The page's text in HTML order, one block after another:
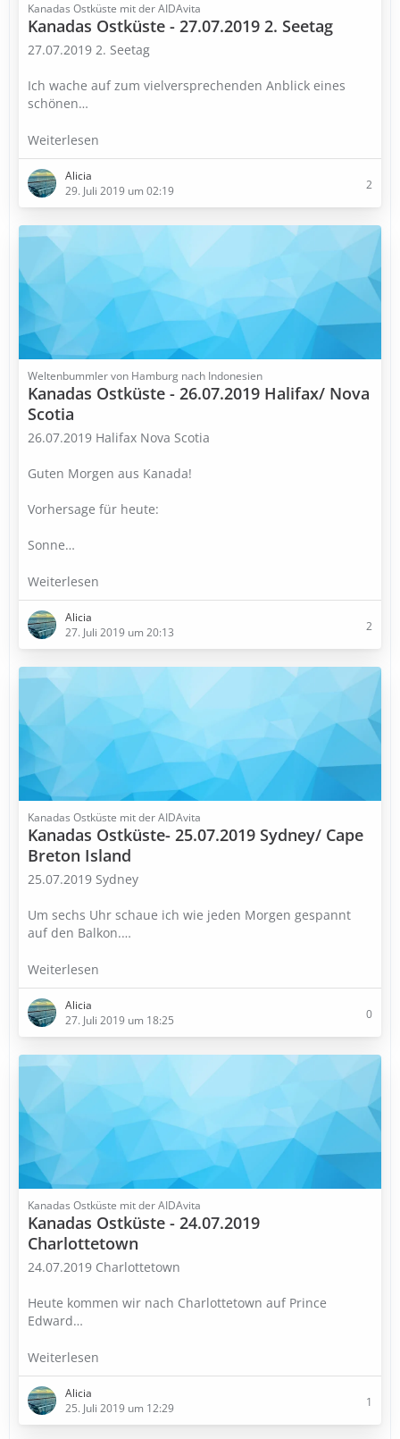
Kanadas Ostküste mit der AIDAvita
Kanadas Ostküste - 27.07.2019 2. Seetag
27.07.2019 2. Seetag
Ich wache auf zum vielversprechenden Anblick eines
schönen…
Weiterlesen
Alicia
29. Juli 2019 um 02:19
2
Weltenbummler von Hamburg nach Indonesien
Kanadas Ostküste - 26.07.2019 Halifax/ Nova
Scotia
26.07.2019 Halifax Nova Scotia
Guten Morgen aus Kanada!
Vorhersage für heute:
Sonne…
Weiterlesen
Alicia
27. Juli 2019 um 20:13
2
Kanadas Ostküste mit der AIDAvita
Kanadas Ostküste- 25.07.2019 Sydney/ Cape
Breton Island
25.07.2019 Sydney
Um sechs Uhr schaue ich wie jeden Morgen gespannt
auf den Balkon.…
Weiterlesen
Alicia
27. Juli 2019 um 18:25
0
Kanadas Ostküste mit der AIDAvita
Kanadas Ostküste - 24.07.2019
Charlottetown
24.07.2019 Charlottetown
Heute kommen wir nach Charlottetown auf Prince
Edward…
Weiterlesen
Alicia
25. Juli 2019 um 12:29
1